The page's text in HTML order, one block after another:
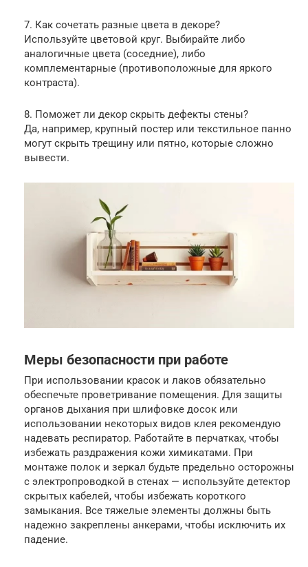
7. Как сочетать разные цвета в декоре?
Используйте цветовой круг. Выбирайте либо
аналогичные цвета (соседние), либо
комплементарные (противоположные для яркого
контраста).
8. Поможет ли декор скрыть дефекты стены?
Да, например, крупный постер или текстильное панно
могут скрыть трещину или пятно, которые сложно
вывести.
Меры безопасности при работе
При использовании красок и лаков обязательно
обеспечьте проветривание помещения. Для защиты
органов дыхания при шлифовке досок или
использовании некоторых видов клея рекомендую
надевать респиратор. Работайте в перчатках, чтобы
избежать раздражения кожи химикатами. При
монтаже полок и зеркал будьте предельно осторожны
с электропроводкой в стенах — используйте детектор
скрытых кабелей, чтобы избежать короткого
замыкания. Все тяжелые элементы должны быть
надежно закреплены анкерами, чтобы исключить их
падение.